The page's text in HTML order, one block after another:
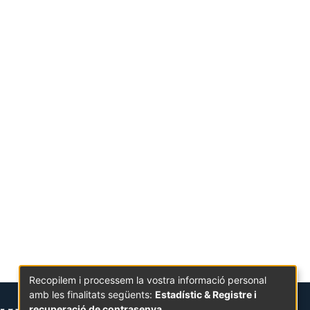
Recopilem i processem la vostra informació personal
amb les finalitats següents: Estadístic & Registre i